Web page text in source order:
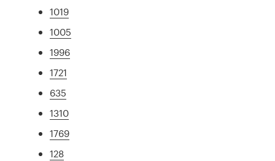
1019
1005
1996
1721
635
1310
1769
128